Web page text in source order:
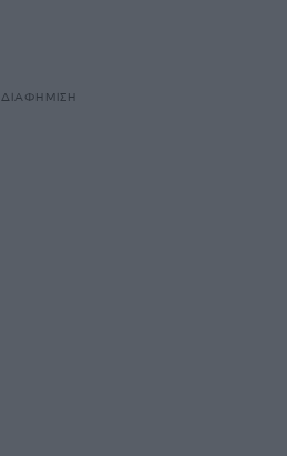
ΔΙΑΦΗΜΙΣΗ